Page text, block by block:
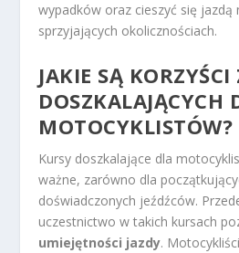
wypadków oraz cieszyć się jazdą
sprzyjających okolicznościach.
JAKIE SĄ
DOSZKALAJĄCYCH
MOTOCYKLISTÓW?
Kursy doszkalające dla
ważne, zarówno dla
doświadczonych jeźdźców.
uczestnictwo w takich kursach
umiejętności jazdy.